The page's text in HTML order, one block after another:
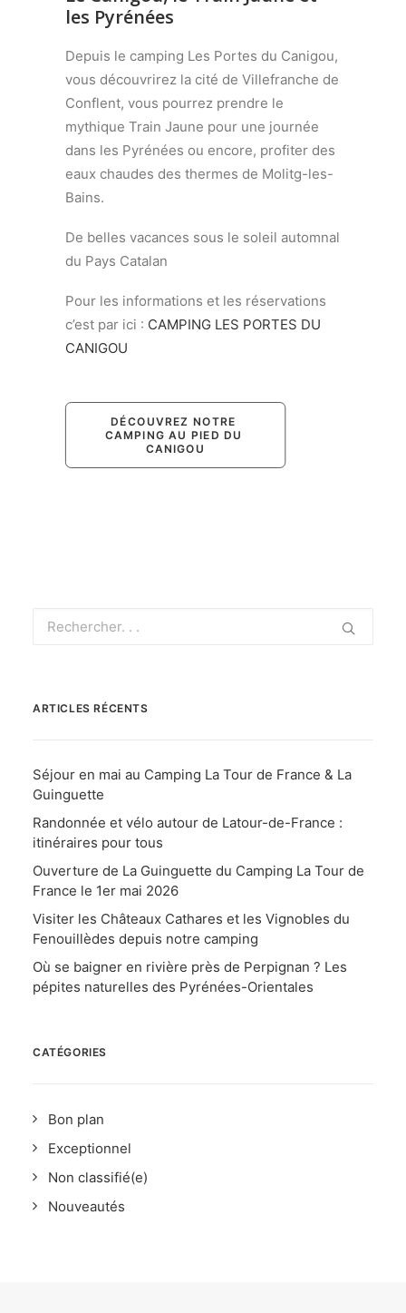
les Pyrénées
Depuis le camping Les Portes du Canigou,
vous découvrirez la cité de Villefranche de
Conflent, vous pourrez prendre le
mythique Train Jaune pour une journée
dans les Pyrénées ou encore, profiter des
eaux chaudes des thermes de Molitg-les-
Bains.
De belles vacances sous le soleil automnal
du Pays Catalan
Pour les informations et les réservations
c’est par ici : CAMPING LES PORTES DU
CANIGOU
DÉCOUVREZ NOTRE
CAMPING AU PIED DU
CANIGOU
ARTICLES RÉCENTS
Séjour en mai au Camping La Tour de France & La
Guinguette
Randonnée et vélo autour de Latour-de-France :
itinéraires pour tous
Ouverture de La Guinguette du Camping La Tour de
France le 1er mai 2026
Visiter les Châteaux Cathares et les Vignobles du
Fenouillèdes depuis notre camping
Où se baigner en rivière près de Perpignan ? Les
pépites naturelles des Pyrénées-Orientales
CATÉGORIES
Bon plan
Exceptionnel
Non classifié(e)
Nouveautés